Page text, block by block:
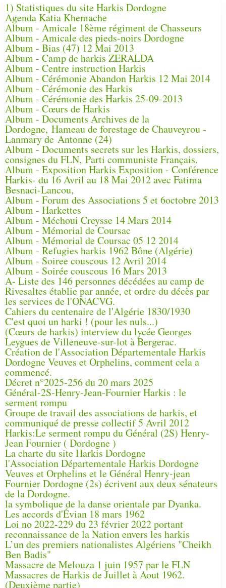
1) Statistiques du site Harkis Dordogne
Agenda Katia Khemache
Album - Amicale 18ème régiment de Chasseurs
Album - Amicale des pieds-noirs Dordogne
Album - Bias (47) 12 Mai 2013
Album - Camp de harkis ZERALDA
Album - Centre instruction Harkis
Album - Cérémonie Abandon Harkis 12 Mai 2014
Album - Cérémonie des Harkis
Album - Cérémonie des Harkis 25-09-2013
Album - Cœurs de Harkis
Album - Documents Archives de la
Dordogne, Hameau de forestage de Chauveyrou -
Lanmary de Antonne (24)
Album - Documents secrets sur les Harkis, dossiers,
consignes du FLN, Parti communiste Français.
Album - Exposition Harkis Exposition - Conférence
Harkis- du 16 Avril au 18 Mai 2012 avec Fatima
Besnaci-Lancou,
Album - Forum des Associations 5 et 6octobre 2013
Album - Harkettes
Album - Méchoui Creysse 14 Mars 2014
Album - Mémorial de Coursac
Album - Mémorial de Coursac 05 12 2014
Album - Refugies harkis 1962 Bône (Algérie)
Album - Soiree couscous 12 Avril 2014
Album - Soirée couscous 16 Mars 2013
A- Liste des 146 personnes décédées au camp de
Rivesaltes établie par année, et ordre du décès par
les services de l'ONACVG.
Cahiers du centenaire de l'Algérie 1830/1930
C'est quoi un harki ! (pour les nuls...)
(Cœurs de harkis) interview du lycée Georges
Leygues de Villeneuve-sur-lot à Bergerac.
Création de l'Association Départementale Harkis
Dordogne Veuves et Orphelins, comment cela a
commencé.
Décret n°2025-256 du 20 mars 2025
Général-2S-Henry-Jean-Fournier Harkis : le
serment rompu
Groupe de travail des associations de harkis, et
communiqué de presse collectif 5 Avril 2012
Harkis:Le serment rompu du Général (2S) Henry-
Jean Fournier ( Dordogne )
La charte du site Harkis Dordogne
l'Association Départementale Harkis Dordogne
Veuves et Orphelins et le Général Henry-jean
Fournier Dordogne (2s) écrivent aux deux sénateurs
de la Dordogne.
la symbolique de la danse orientale par Dyanka.
Les accords d'Évian 18 mars 1962
Loi no 2022-229 du 23 février 2022 portant
reconnaissance de la Nation envers les harkis
L’un des premiers nationalistes Algériens "Cheikh
Ben Badis"
Massacre de Melouza 1 juin 1957 par le FLN
Massacres de Harkis de Juillet à Aout 1962.
(Deuxième partie)